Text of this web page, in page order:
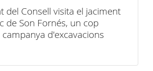
del Consell visita el jaciment
de Son Fornés, un cop
d'excavacions